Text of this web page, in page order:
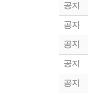
공지
공지
공지
공지
공지